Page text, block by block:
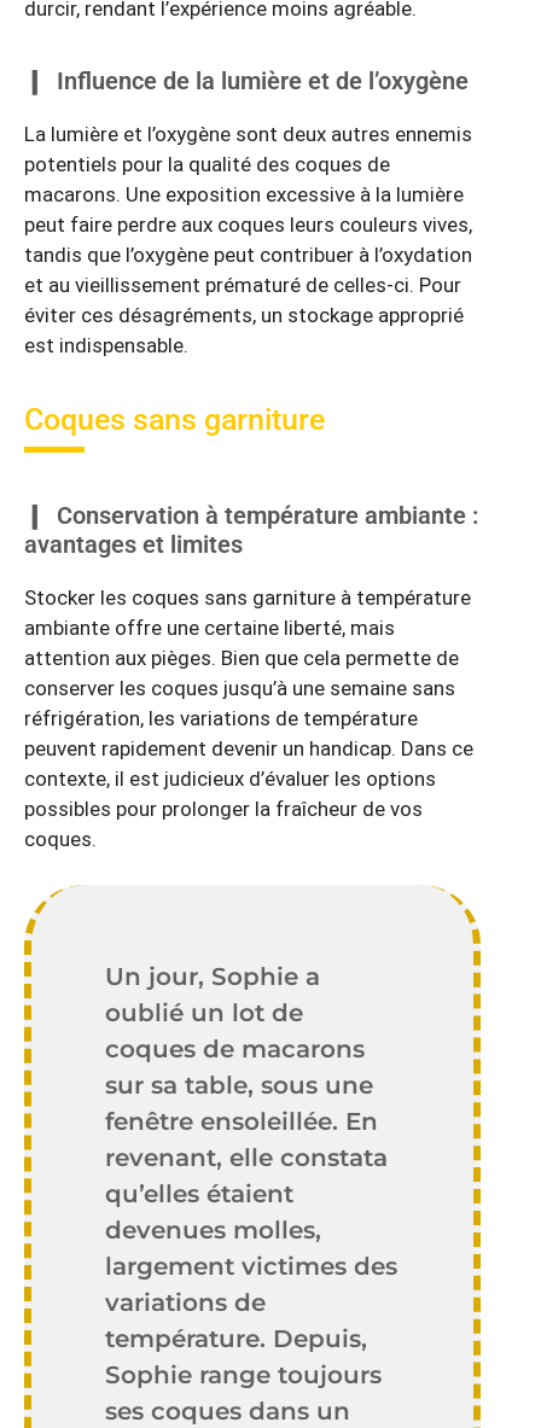
durcir, rendant l’expérience moins agréable.
Influence de la lumière et de l’oxygène
La lumière et l’oxygène sont deux autres ennemis
potentiels pour la qualité des coques de
macarons. Une exposition excessive à la lumière
peut faire perdre aux coques leurs couleurs vives,
tandis que l’oxygène peut contribuer à l’oxydation
et au vieillissement prématuré de celles-ci. Pour
éviter ces désagréments, un stockage approprié
est indispensable.
Coques sans garniture
Conservation à température ambiante :
avantages et limites
Stocker les coques sans garniture à température
ambiante offre une certaine liberté, mais
attention aux pièges. Bien que cela permette de
conserver les coques jusqu’à une semaine sans
réfrigération, les variations de température
peuvent rapidement devenir un handicap. Dans ce
contexte, il est judicieux d’évaluer les options
possibles pour prolonger la fraîcheur de vos
coques.
Un jour, Sophie a
oublié un lot de
coques de macarons
sur sa table, sous une
fenêtre ensoleillée. En
revenant, elle constata
qu’elles étaient
devenues molles,
largement victimes des
variations de
température. Depuis,
Sophie range toujours
ses coques dans un